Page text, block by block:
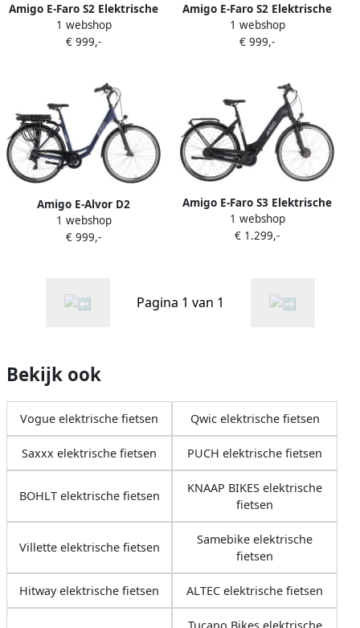
Amigo E-Faro S2 Elektrische
Fiets E-bike 28 Inch
Herenfiets 53 cm 7
1 webshop
€ 999,-
Amigo E-Faro S2 Elektrische
Fiets E-bike 28 Inch
Damesfiets 53 cm 7
1 webshop
€ 999,-
Amigo E-Alvor D2
Elektrische Fiets E-bike 28
Inch 50 cm Damesfiets met
1 webshop
€ 999,-
Amigo E-Faro S3 Elektrische
Fiets E-bike 28 Inch
Damesfiets 53 cm 7
1 webshop
€ 1.299,-
Pagina 1 van 1
Bekijk ook
Vogue elektrische fietsen Qwic elektrische fietsen
Saxxx elektrische fietsen PUCH elektrische fietsen
BOHLT elektrische fietsen
KNAAP BIKES elektrische
fietsen
Villette elektrische fietsen
Samebike elektrische
fietsen
Hitway elektrische fietsen ALTEC elektrische fietsen